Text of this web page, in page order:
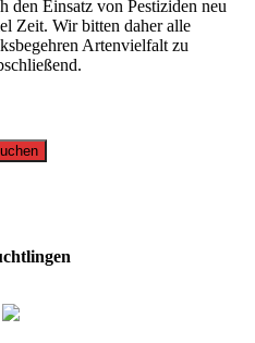
den Einsatz von Pestiziden neu
Zeit. Wir bitten daher alle
Artenvielfalt zu